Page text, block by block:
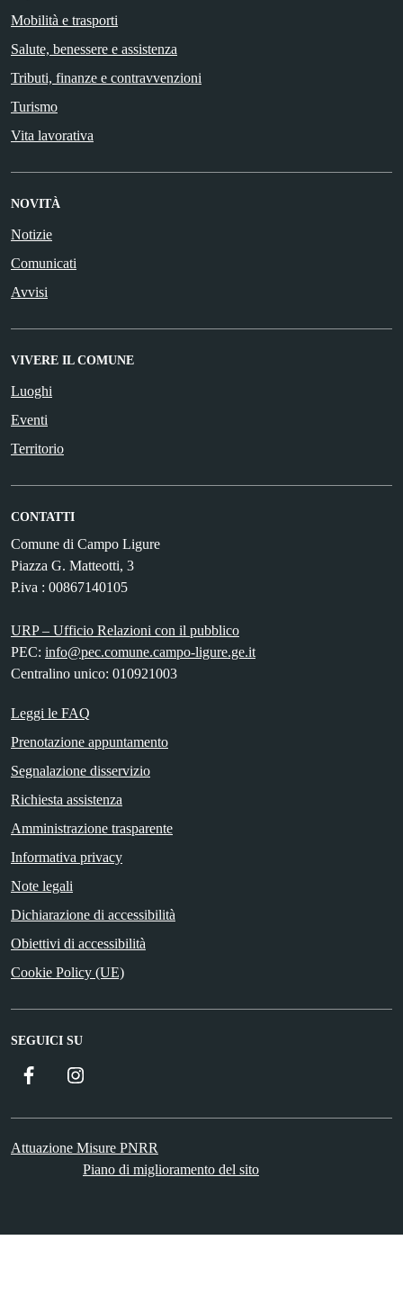
Mobilità e trasporti
Salute, benessere e assistenza
Tributi, finanze e contravvenzioni
Turismo
Vita lavorativa
NOVITÀ
Notizie
Comunicati
Avvisi
VIVERE IL COMUNE
Luoghi
Eventi
Territorio
CONTATTI
Comune di Campo Ligure
Piazza G. Matteotti, 3
P.iva : 00867140105
URP – Ufficio Relazioni con il pubblico
PEC: info@pec.comune.campo-ligure.ge.it
Centralino unico: 010921003
Leggi le FAQ
Prenotazione appuntamento
Segnalazione disservizio
Richiesta assistenza
Amministrazione trasparente
Informativa privacy
Note legali
Dichiarazione di accessibilità
Obiettivi di accessibilità
Cookie Policy (UE)
SEGUICI SU
Facebook
Attuazione Misure PNRR
Piano di miglioramento del sito